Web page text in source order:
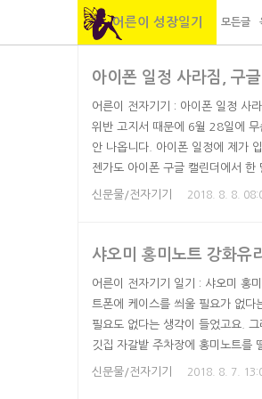
어른이 성장일기 모든글
아이폰 일정 사라짐, 구
어른이 전자기기 : 아이폰 일정 사
위반 고지서 때문에 6월 28일에
안 나옵니다. 아이폰 일정에 제가
젠가도 아이폰 구글 캘린더에서
납니다. 마침 옆에 아이폰 쓰는 친
신문물/전자기기 2018. 8. 8.
샤오미 홍미노트 강화유
어른이 전자기기 일기 : 샤오미 홍
트폰에 케이스를 씌울 필요가 없다
필요도 없다는 생각이 들었고요.
깃집 자갈밭 주차장에 홍미노트를
자가수리 ) 금 간 것을 셀프 수리하
신문물/전자기기 2018. 8. 7.